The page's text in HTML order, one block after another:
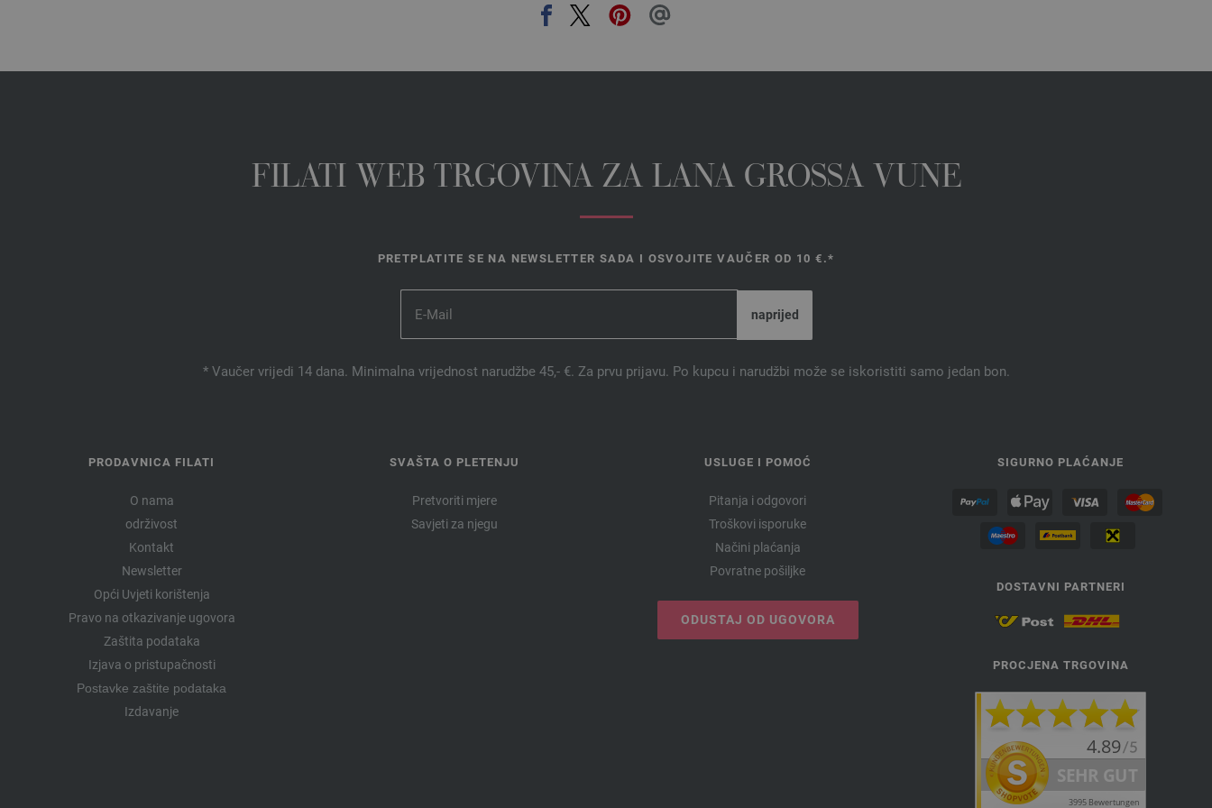
FILATI WEB TRGOVINA ZA LANA GROSSA VUNE
PRETPLATITE SE NA NEWSLETTER SADA I OSVOJITE VAUČER OD 10 €.*
* Vaučer vrijedi 14 dana. Minimalna vrijednost narudžbe 45,- €. Za prvu prijavu. Po kupcu i narudžbi može se iskoristiti samo jedan bon.
PRODAVNICA FILATI
O nama
održivost
Kontakt
Newsletter
Opći Uvjeti korištenja
Pravo na otkazivanje ugovora
Zaštita podataka
Izjava o pristupačnosti
Postavke zaštite podataka
Izdavanje
SVAŠTA O PLETENJU
Pretvoriti mjere
Savjeti za njegu
USLUGE I POMOĆ
Pitanja i odgovori
Troškovi isporuke
Načini plaćanja
Povratne pošiljke
ODUSTAJ OD UGOVORA
SIGURNO PLAĆANJE
DOSTAVNI PARTNERI
PROCJENA TRGOVINA